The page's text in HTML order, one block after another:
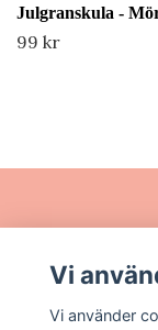
Julgranskula -
99 kr
Sociala medier
Vi
Vi använder